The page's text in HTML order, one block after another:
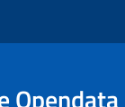
Opendata